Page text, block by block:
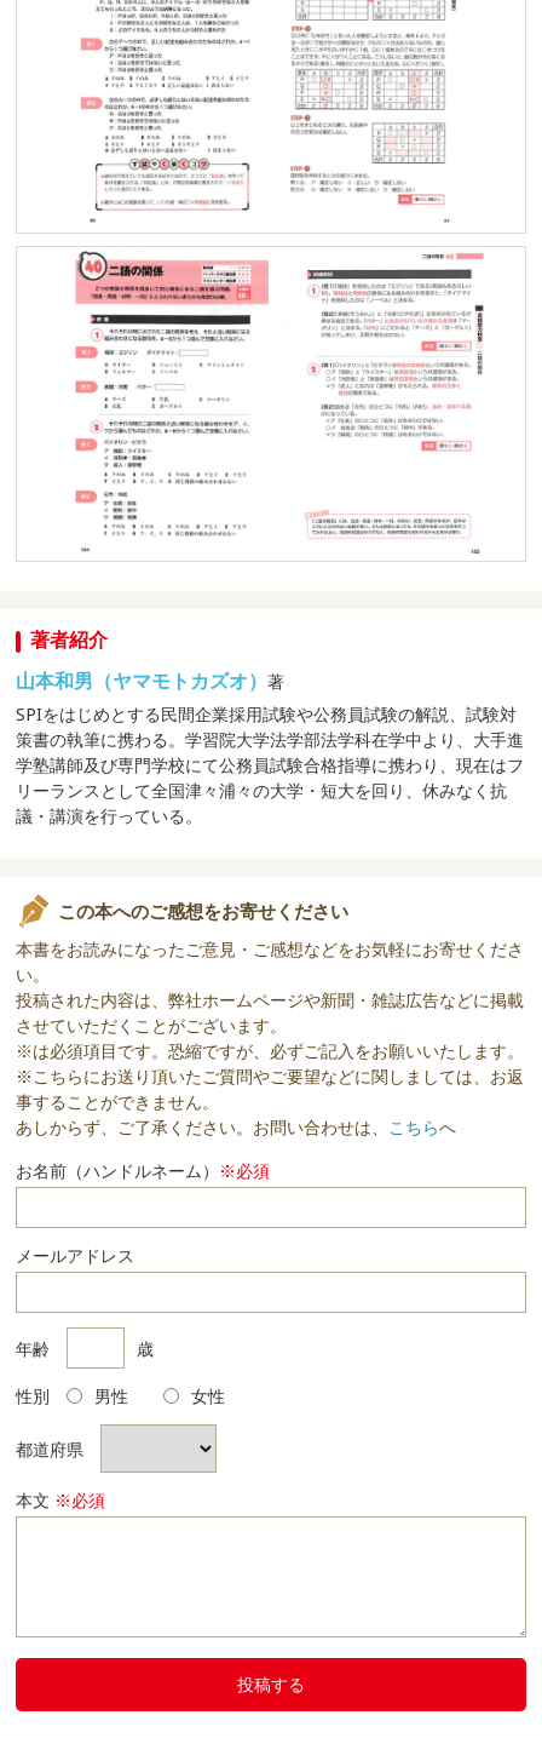
著者紹介
山本和男（ヤマモトカズオ）著
SPIをはじめとする民間企業採用試験や公務員試験の解説、試験対
策書の執筆に携わる。学習院大学法学部法学科在学中より、大手進
学塾講師及び専門学校にて公務員試験合格指導に携わり、現在はフ
リーランスとして全国津々浦々の大学・短大を回り、休みなく抗
議・講演を行っている。
この本へのご感想をお寄せください
本書をお読みになったご意見・ご感想などをお気軽にお寄せくださ
い。
投稿された内容は、弊社ホームページや新聞・雑誌広告などに掲載
させていただくことがございます。
※は必須項目です。恐縮ですが、必ずご記入をお願いいたします。
※こちらにお送り頂いたご質問やご要望などに関しましては、お返
事することができません。
あしからず、ご了承ください。お問い合わせは、 こちらへ
お名前（ハンドルネーム） ※必須
メールアドレス
年齢 歳
性別 男性 女性
都道府県
本文 ※必須
投稿する